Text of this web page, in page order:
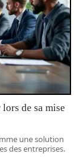
de sa mise
une solution
des entreprises.